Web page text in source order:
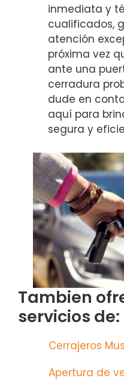
inmediata y
cualificados,
atención
próxima vez
ante una
cerradura
dude en
aquí para
segura y
Tambien
servicios de:
Cerrajeros
Apertura de